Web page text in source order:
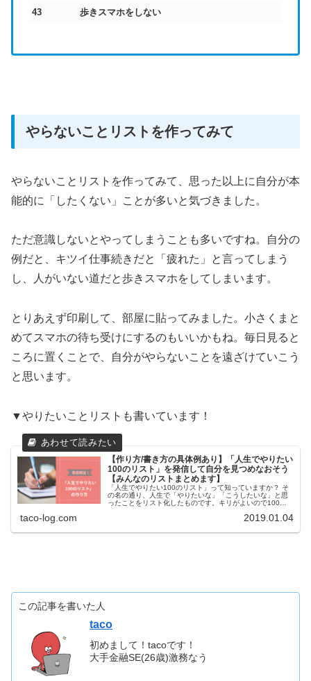
43
歩きスマホをしない
やらないことリストを作ってみて
やらないことリストを作ってみて、思った以上に自分が本
能的に「したくない」ことが多いと気づきました。
ただ意識しないとやってしまうことも多いですね。自分の
例だと、キツイ仕事続きだと「疲れた」と言ってしまう
し、人がいない道だと歩きスマホをしてしまいます。
とりあえず印刷して、部屋に貼ってみました。小さくまと
めてスマホの待ち受けにするのもいいかもね。毎日見ると
ころに置くことで、自分がやらないことを遠ざけていこう
と思います。
▼やりたいことリストも書いています！
【作り方/書き方の具体例あり】「人生でやりたい
100のリスト」を発信して自分を見つめなおそう
【みんなのリストまとめます】
「人生でやりたい100のリスト」って知っていますか？ そ
の名の通り、人生で「やりたいな」「こうしたいな」と思
ったことをリスト化したものです。キリがよいので100の
taco-log.com 2019.01.04
この記事を書いた人
taco
初めまして！tacoです！
大手金融SE(26歳)激務なう